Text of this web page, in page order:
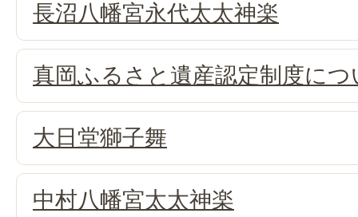
長沼八幡宮永代太太神楽
真岡ふるさと遺産認定制度につ
大日堂獅子舞
中村八幡宮太太神楽